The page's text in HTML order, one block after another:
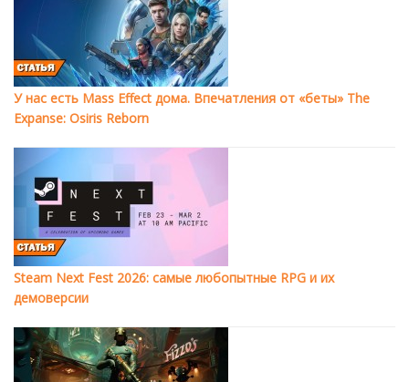
У нас есть Mass Effect дома. Впечатления от «беты» The
Expanse: Osiris Reborn
Steam Next Fest 2026: самые любопытные RPG и их
демоверсии